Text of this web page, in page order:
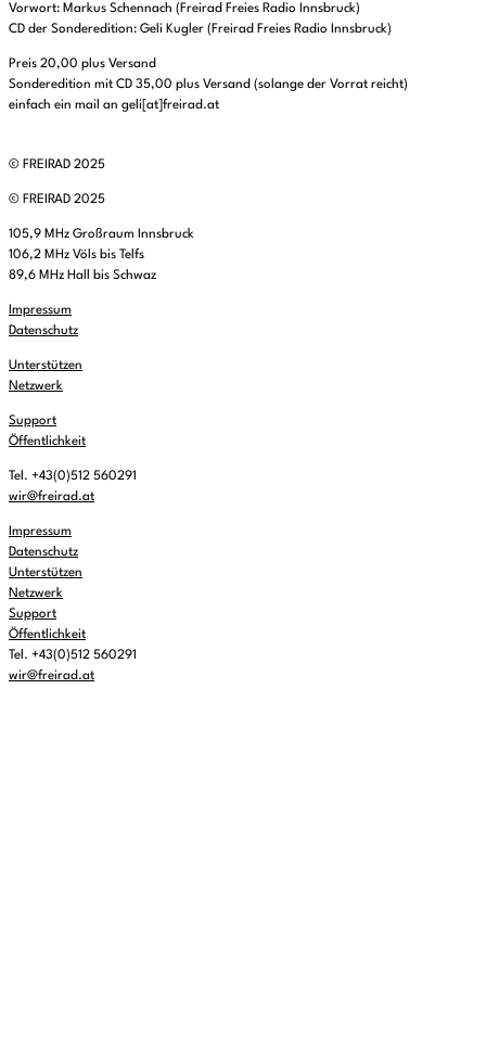
Vorwort: Markus Schennach (Freirad Freies Radio Innsbruck)
CD der Sonderedition: Geli Kugler (Freirad Freies Radio Innsbruck)
Preis 20,00 plus Versand
Sonderedition mit CD 35,00 plus Versand (solange der Vorrat reicht)
einfach ein mail an geli[at]freirad.at
© FREIRAD 2025
© FREIRAD 2025
105,9 MHz Großraum Innsbruck
106,2 MHz Völs bis Telfs
89,6 MHz Hall bis Schwaz
Impressum
Datenschutz
Unterstützen
Netzwerk
Support
Öffentlichkeit
Tel. +43(0)512 560291
wir@freirad.at
Impressum
Datenschutz
Unterstützen
Netzwerk
Support
Öffentlichkeit
Tel. +43(0)512 560291
wir@freirad.at